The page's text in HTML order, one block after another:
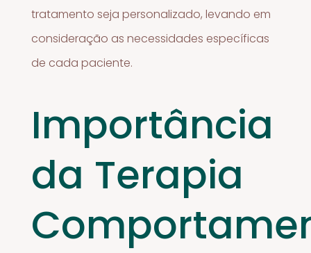
tratamento seja personalizado, levando em
consideração as necessidades específicas
de cada paciente.
Importância
da Terapia